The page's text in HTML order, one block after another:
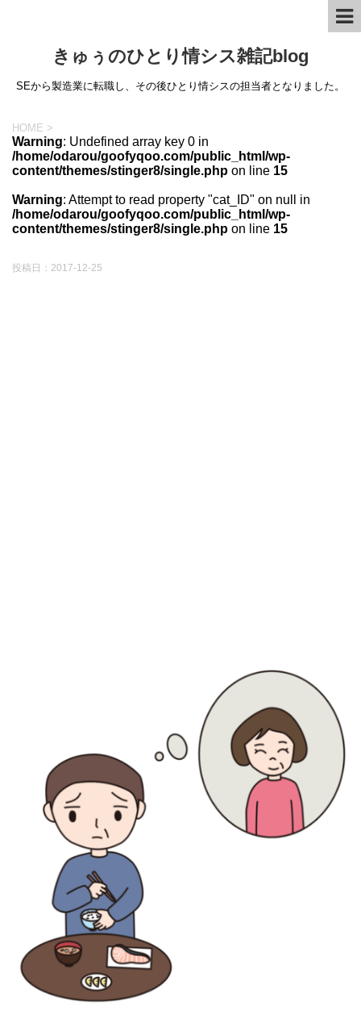
きゅぅのひとり情シス雑記blog
SEから製造業に転職し、その後ひとり情シスの担当者となりました。
HOME >
Warning: Undefined array key 0 in
/home/odarou/goofyqoo.com/public_html/wp-
content/themes/stinger8/single.php on line 15
Warning: Attempt to read property "cat_ID" on null in
/home/odarou/goofyqoo.com/public_html/wp-
content/themes/stinger8/single.php on line 15
投稿日： 2017-12-25